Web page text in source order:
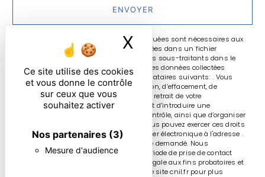
Ce site utilise des cookies
et vous donne le contrôle
sur ceux que vous
souhaitez activer
Nos partenaires (3)
Mesure d'audience
X Masquer le
ENVOYER
** Les données personnelles communiquées sont nécessaires aux
fins de vous contacter et sont enregistrées dans un fichier
informatisé. Elles sont destinées à et ses sous-traitants dans le
seul but de répondre à votre message. Les données collectées
seront communiquées aux seuls destinataires suivants: . Vous
disposez de droits d’accès, de rectification, d’effacement, de
portabilité, de limitation, d’opposition, de retrait de votre
consentement à tout moment et du droit d’introduire une
réclamation auprès d’une autorité de contrôle, ainsi que d’organiser
le sort de vos données post-mortem. Vous pouvez exercer ces droits
par voie postale à l'adresse ou par courrier électronique à l'adresse .
Un justificatif d'identité pourra vous être demandé. Nous
conservons vos données pendant la période de prise de contact
puis pendant la durée de prescription légale aux fins probatoires et
de gestion des contentieux. Consultez le site cnil.fr pour plus